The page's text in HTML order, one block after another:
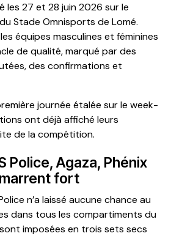
les 27 et 28 juin 2026 sur le
Stade Omnisports de Lomé.
équipes masculines et féminines
de qualité, marqué par des
des confirmations et
journée étalée sur le week-
ont déjà affiché leurs
de la compétition.
Police, Agaza, Phénix
fort
n’a laissé aucune chance au
dans tous les compartiments du
imposées en trois sets secs